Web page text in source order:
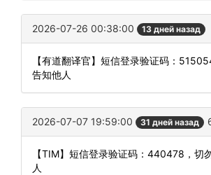
2026-07-26 00:38:00 13 дней назад
【有道翻译官】短信登录验证码：
告知他人
2026-07-07 19:59:00 31 дней назад
【TIM】短信登录验证码：440478，切
人